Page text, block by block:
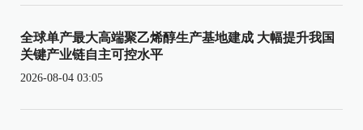
全球单产最大高端聚乙烯醇生产基地建成 大幅提升我国
关键产业链自主可控水平
2026-08-04 03:05